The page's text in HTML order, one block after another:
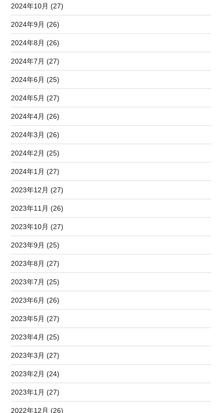
2024年10月 (27)
2024年9月 (26)
2024年8月 (26)
2024年7月 (27)
2024年6月 (25)
2024年5月 (27)
2024年4月 (26)
2024年3月 (26)
2024年2月 (25)
2024年1月 (27)
2023年12月 (27)
2023年11月 (26)
2023年10月 (27)
2023年9月 (25)
2023年8月 (27)
2023年7月 (25)
2023年6月 (26)
2023年5月 (27)
2023年4月 (25)
2023年3月 (27)
2023年2月 (24)
2023年1月 (27)
2022年12月 (26)